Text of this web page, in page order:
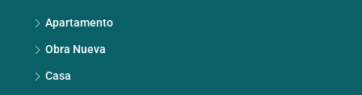
Apartamento
Obra Nueva
Casa